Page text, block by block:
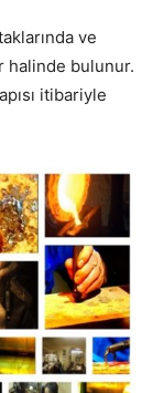
ve
halinde bulunur.
itibariyle